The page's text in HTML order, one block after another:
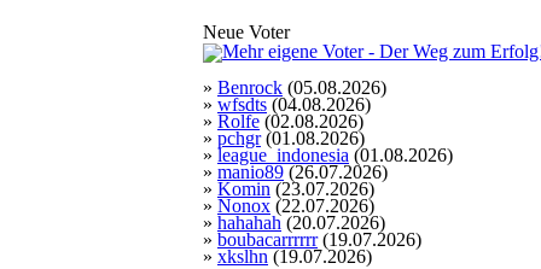
Neue Voter
» Benrock (05.08.2026)
» wfsdts (04.08.2026)
» Rolfe (02.08.2026)
» pchgr(01.08.2026)
» league_indonesia (01.08.2026)
» manio89 (26.07.2026)
» Komin (23.07.2026)
» Nonox (22.07.2026)
» hahahah (20.07.2026)
» boubacarrrrrr(19.07.2026)
» xkslhn (19.07.2026)